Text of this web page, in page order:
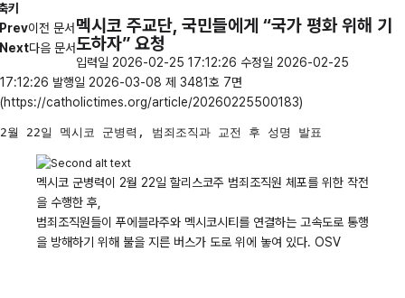
키
Prev이전 문서
Next다음 문서
멕시코 주교단, 국민들에게 “국가 평화 위해 기
도하자” 요청
입력일 2026-02-25 17:12:26 수정일 2026-02-25
17:12:26 발행일 2026-03-08 제 3481호 7면
(https://catholictimes.org/article/20260225500183)
2월 22일 멕시코 군병력, 범죄조직과 교전 후 성명 발표
멕시코 군병력이 2월 22일 할리스코주 범죄조직원 체포를 위한 작전
을 수행한 후,
범죄조직원들이 푸에블라주와 멕시코시티를 연결하는 고속도로 통행
을 방해하기 위해 불을 지른 버스가 도로 위에 놓여 있다. OSV